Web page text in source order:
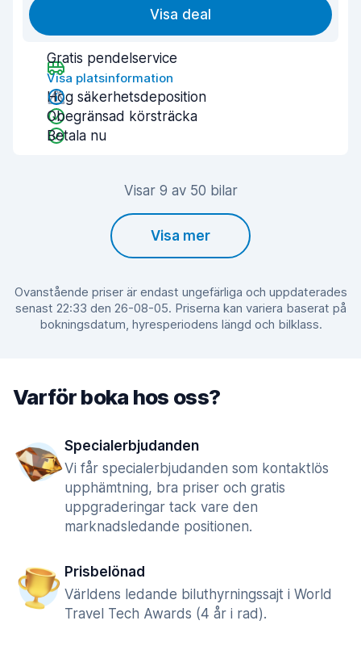
Visa deal
Gratis pendelservice
Visa platsinformation
Hög säkerhetsdeposition
Obegränsad körsträcka
Betala nu
Visar 9 av 50 bilar
Visa mer
Ovanstående priser är endast ungefärliga och uppdaterades
senast 22:33 den 26-08-05. Priserna kan variera baserat på
bokningsdatum, hyresperiodens längd och bilklass.
Varför boka hos oss?
Specialerbjudanden
Vi får specialerbjudanden som kontaktlös
upphämtning, bra priser och gratis
uppgraderingar tack vare den
marknadsledande positionen.
Prisbelönad
Världens ledande biluthyrningssajt i World
Travel Tech Awards (4 år i rad).